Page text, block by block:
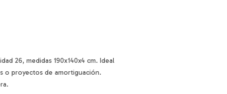
26, medidas 190x140x4 cm. Ideal
o proyectos de amortiguación.